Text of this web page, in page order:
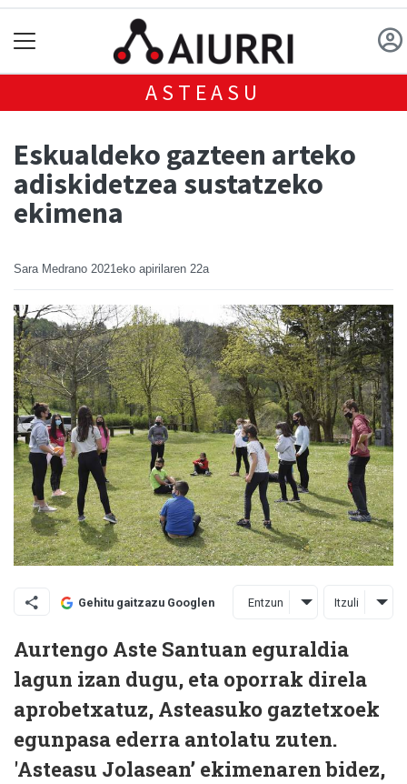
ASTEASU
Eskualdeko gazteen arteko
adiskidetzea sustatzeko
ekimena
Sara Medrano 2021eko apirilaren 22a
Gehitu gaitzazu Googlen Entzun Itzuli
Aurtengo Aste Santuan eguraldia
lagun izan dugu, eta oporrak direla
aprobetxatuz, Asteasuko gaztetxoek
egunpasa ederra antolatu zuten.
'Asteasu Jolasean’ ekimenaren bidez,